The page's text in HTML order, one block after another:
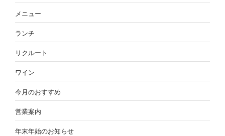
メニュー
ランチ
リクルート
ワイン
今月のおすすめ
営業案内
年末年始のお知らせ